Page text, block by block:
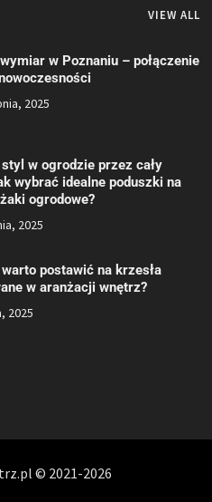
VIEW ALL
w Poznaniu – połączenie
2025
w ogrodzie przez cały
wybrać idealne poduszki na
ogrodowe?
2025
postawić na krzesła
w aranżacji wnętrz?
2025
© 2021-2026